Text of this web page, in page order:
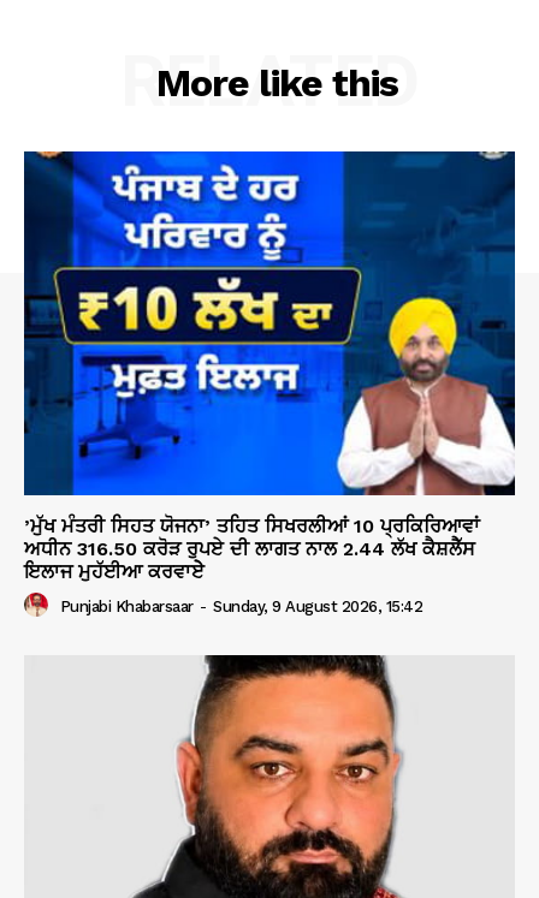
More like this
RELATED
’ਮੁੱਖ ਮੰਤਰੀ ਸਿਹਤ ਯੋਜਨਾ’ ਤਹਿਤ ਸਿਖਰਲੀਆਂ 10 ਪ੍ਰਕਿਰਿਆਵਾਂ
ਅਧੀਨ 316.50 ਕਰੋੜ ਰੁਪਏ ਦੀ ਲਾਗਤ ਨਾਲ 2.44 ਲੱਖ ਕੈਸ਼ਲੈੱਸ
ਇਲਾਜ ਮੁਹੱਈਆ ਕਰਵਾਏੇ
Punjabi Khabarsaar - Sunday, 9 August 2026, 15:42